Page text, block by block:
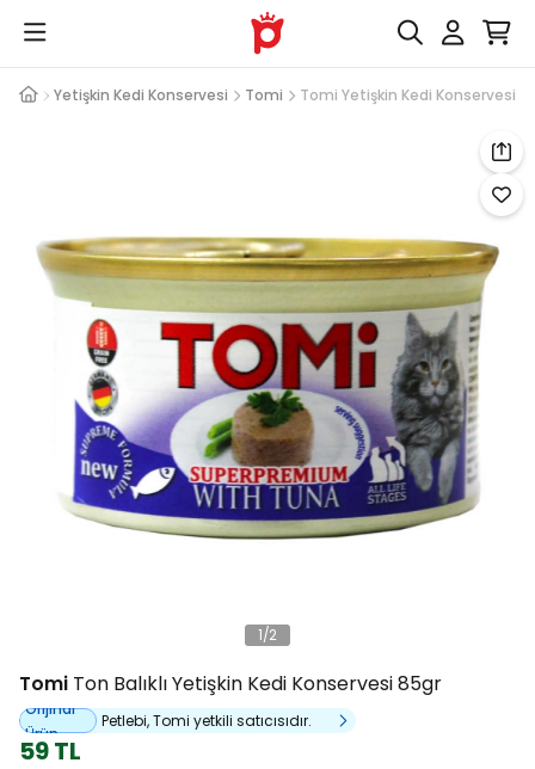
Yetişkin Kedi Konservesi Tomi Tomi Yetişkin Kedi Konservesi
1/2
Tomi Ton Balıklı Yetişkin Kedi Konservesi 85gr
Orijinal
Ürün
Petlebi, Tomi yetkili satıcısıdır.
59 TL